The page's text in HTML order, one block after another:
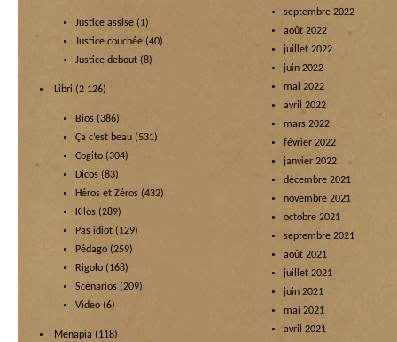
Justice assise (1)
Justice couchée (40)
Justice debout (8)
Libri (2 126)
Bios (386)
Ça c’est beau (531)
Cogito (304)
Dicos (83)
Héros et Zéros (432)
Kilos (289)
Pas idiot (129)
Pédago (259)
Rigolo (168)
Scénarios (209)
Video (6)
Menapia (118)
septembre 2022
août 2022
juillet 2022
juin 2022
mai 2022
avril 2022
mars 2022
février 2022
janvier 2022
décembre 2021
novembre 2021
octobre 2021
septembre 2021
août 2021
juillet 2021
juin 2021
mai 2021
avril 2021